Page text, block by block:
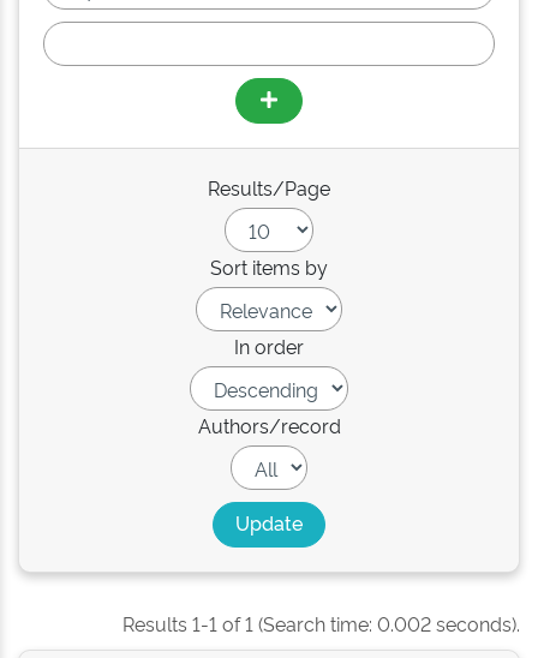
Results/Page
Sort items by
In order
Authors/record
Results 1-1 of 1 (Search time: 0.002 seconds).